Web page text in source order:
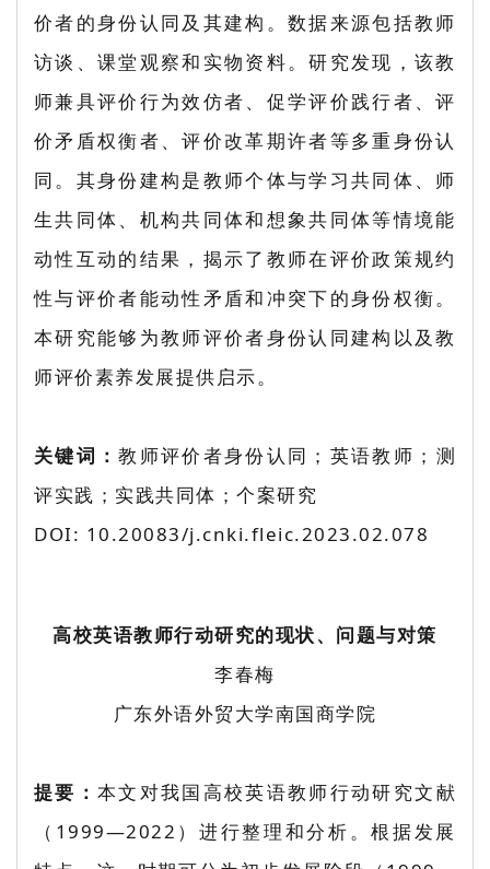
价者的身份认同及其建构。数据来源包括教师
访谈、课堂观察和实物资料。研究发现，该教
师兼具评价行为效仿者、促学评价践行者、评
价矛盾权衡者、评价改革期许者等多重身份认
同。其身份建构是教师个体与学习共同体、师
生共同体、机构共同体和想象共同体等情境能
动性互动的结果，揭示了教师在评价政策规约
性与评价者能动性矛盾和冲突下的身份权衡。
本研究能够为教师评价者身份认同建构以及教
师评价素养发展提供启示。
关键词：教师评价者身份认同；英语教师；测
评实践；实践共同体；个案研究
DOI: 10.20083/j.cnki.fleic.2023.02.078
高校英语教师行动研究的现状、问题与对策
李春梅
广东外语外贸大学南国商学院
提要：本文对我国高校英语教师行动研究文献
（1999—2022）进行整理和分析。根据发展